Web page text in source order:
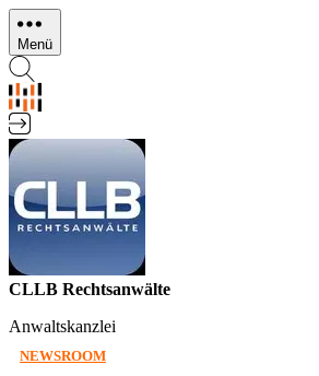
Direkt
zum
Inhalt
Menü
CLLB Rechtsanwälte
Anwaltskanzlei
NEWSROOM